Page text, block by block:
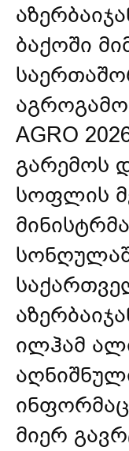
ბაქოში
AGRO
გარემოს
სოფლის
ილჰამ
მიერ